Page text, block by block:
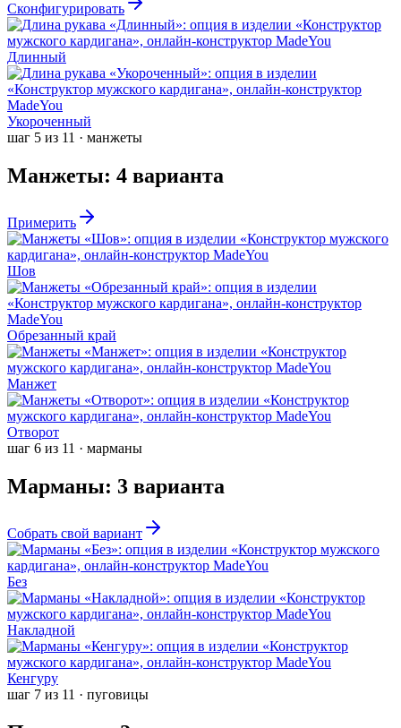
Сконфигурировать
Длинный
Укороченный
шаг 5 из 11 · манжеты
Манжеты: 4 варианта
Примерить
Шов
Обрезанный край
Манжет
Отворот
шаг 6 из 11 · марманы
Марманы: 3 варианта
Собрать свой вариант
Без
Накладной
Кенгуру
шаг 7 из 11 · пуговицы